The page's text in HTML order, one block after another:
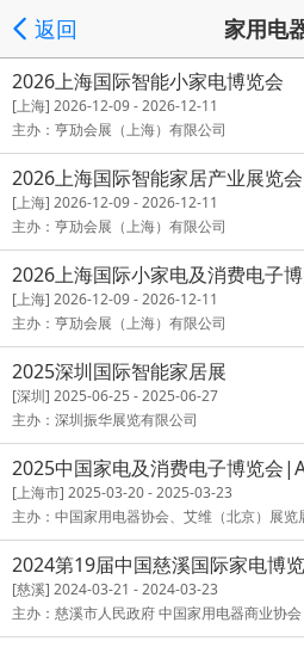
返回 家用电
2026上海国际智能小家电博览会
[上海] 2026-12-09 - 2026-12-11
主办：亨劢会展（上海）有限公司
2026上海国际智能家居产业展览会
[上海] 2026-12-09 - 2026-12-11
主办：亨劢会展（上海）有限公司
2026上海国际小家电及消费电子
[上海] 2026-12-09 - 2026-12-11
主办：亨劢会展（上海）有限公司
2025深圳国际智能家居展
[深圳] 2025-06-25 - 2025-06-27
主办：深圳振华展览有限公司
2025中国家电及消费电子博览会
[上海市] 2025-03-20 - 2025-03-23
主办：中国家用电器协会、艾维（北京）展览
2024第19届中国慈溪国际家电博
[慈溪] 2024-03-21 - 2024-03-23
主办：慈溪市人民政府 中国家用电器商业协会